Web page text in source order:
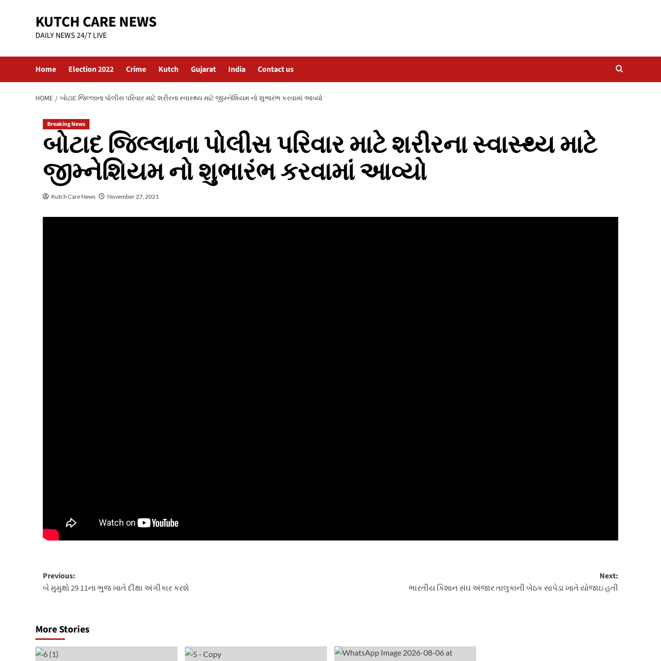
KUTCH CARE NEWS
DAILY NEWS 24/7 LIVE
Home Election 2022 Crime Kutch Gujarat India Contact us
HOME બોટાદ જિલ્લાના પોલીસ પરિવાર માટે શરીરના સ્વાસ્થ્ય માટે જીમ્નેશિયમ નો શુભારંભ કરવામાં આવ્યો
Breaking News
બોટાદ જિલ્લાના પોલીસ પરિવાર માટે શરીરના સ્વાસ્થ્ય માટે
જીમ્નેશિયમ નો શુભારંભ કરવામાં આવ્યો
Kutch Care News November 27, 2021
Post
navigation
Previous:
બે મુમુક્ષો 29 11ના ભુજ ખાતે દીક્ષા અંગીકાર કરશે
Next:
ભારતીય કિશાન સંઘ અંજાર તાલુકાની બેઠક સાપેડા ખાતે યોજાઇ હતી
More Stories